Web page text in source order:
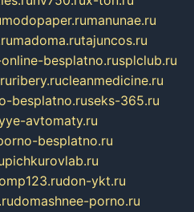
modopaper.rumanunae.ru
madoma.rutajuncos.ru
besplatno.rusplclub.ru
ribery.rucleanmedicine.ru
besplatno.ruseks-365.ru
avtomaty.ru
besplatno.ru
pichkurovlab.ru
don-ykt.ru
domashnee-porno.ru